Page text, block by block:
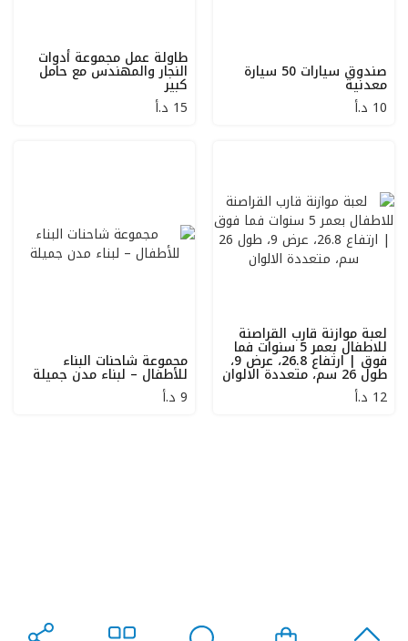
صندوق سيارات 50 سيارة
معدنية
10 د.أ
طاولة عمل مجموعة أدوات
النجار والمهندس مع حامل
كبير
15 د.أ
لعبة موازنة قارب القراصنة
للاطفال بعمر 5 سنوات فما
فوق | ارتفاع 26.8، عرض 9،
طول 26 سم، متعددة الالوان
12 د.أ
مجموعة شاحنات البناء
للأطفال – لبناء مدن جميلة
9 د.أ